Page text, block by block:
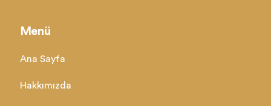
Menü
Ana Sayfa
Hakkımızda